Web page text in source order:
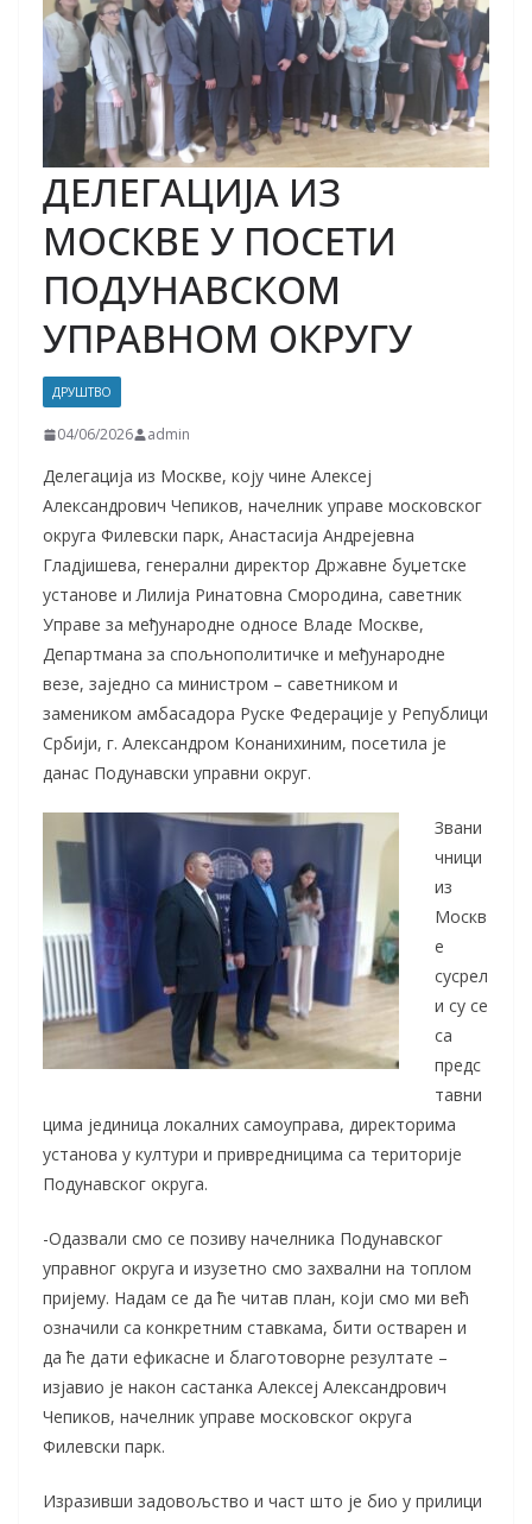
ДЕЛЕГАЦИЈА ИЗ
МОСКВЕ У ПОСЕТИ
ПОДУНАВСКОМ
УПРАВНОМ ОКРУГУ
ДРУШТВО
04/06/2026 admin
Делегација из Москве, коју чине Алексеј
Александрович Чепиков, начелник управе московског
округа Филевски парк, Анастасија Андрејевна
Гладјишева, генерални директор Државне буџетске
установе и Лилија Ринатовна Смородина, саветник
Управе за међународне односе Владе Москве,
Департмана за спољнополитичке и међународне
везе, заједно са министром – саветником и
замеником амбасадора Руске Федерације у Републици
Србији, г. Александром Конанихиним, посетила је
данас Подунавски управни округ.
Звани
чници
из
Москв
е
сусрел
и су се
са
предс
тавни
цима јединица локалних самоуправа, директорима
установа у култури и привредницима са територије
Подунавског округа.
-Одазвали смо се позиву начелника Подунавског
управног округа и изузетно смо захвални на топлом
пријему. Надам се да ће читав план, који смо ми већ
означили са конкретним ставкама, бити остварен и
да ће дати ефикасне и благотоворне резултате –
изјавио је након састанка Алексеј Александрович
Чепиков, начелник управе московског округа
Филевски парк.
Изразивши задовољство и част што је био у прилици